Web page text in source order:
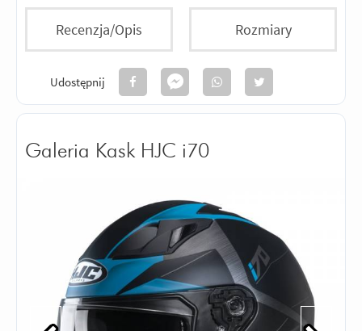
Recenzja/Opis Rozmiary
Udostępnij
Galeria Kask HJC i70